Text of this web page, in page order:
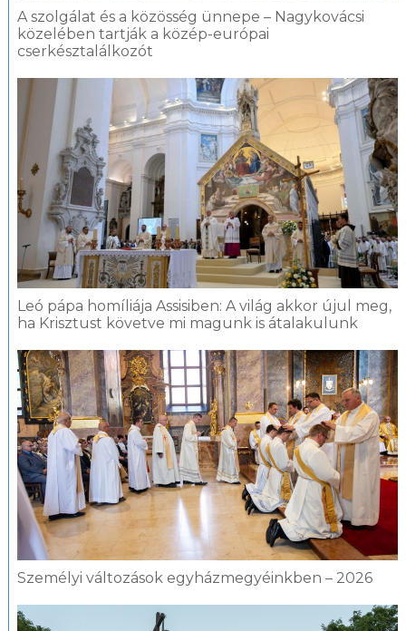
A szolgálat és a közösség ünnepe – Nagykovácsi
közelében tartják a közép-európai
cserkésztalálkozót
Leó pápa homíliája Assisiben: A világ akkor újul meg,
ha Krisztust követve mi magunk is átalakulunk
Személyi változások egyházmegyéinkben – 2026